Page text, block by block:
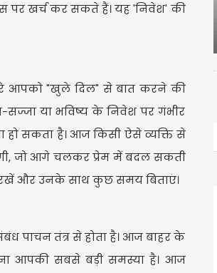
खर्च कर सकते हैं। यह 'निवेश' की
आपको "खुले दिल" से बात करने की
सज्जा या भविष्य के निवेश पर गंभीर
सकता है। आज किसी ऐसे व्यक्ति से
जो आगे चलकर प्रेम में बदल सकती
रखें और उनके साथ कुछ समय बिताएं।
पाचन तंत्र से होता है। आज बाहर के
आपकी सबसे बड़ी समस्या है। आज
नई
57वें
मेष- आज
नए काम